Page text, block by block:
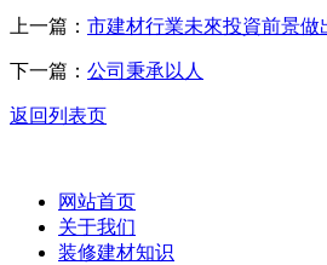
上一篇： 市建材行業未來投資前景做
下一篇： 公司秉承以人
返回列表页
网站首页
关于我们
装修建材知识